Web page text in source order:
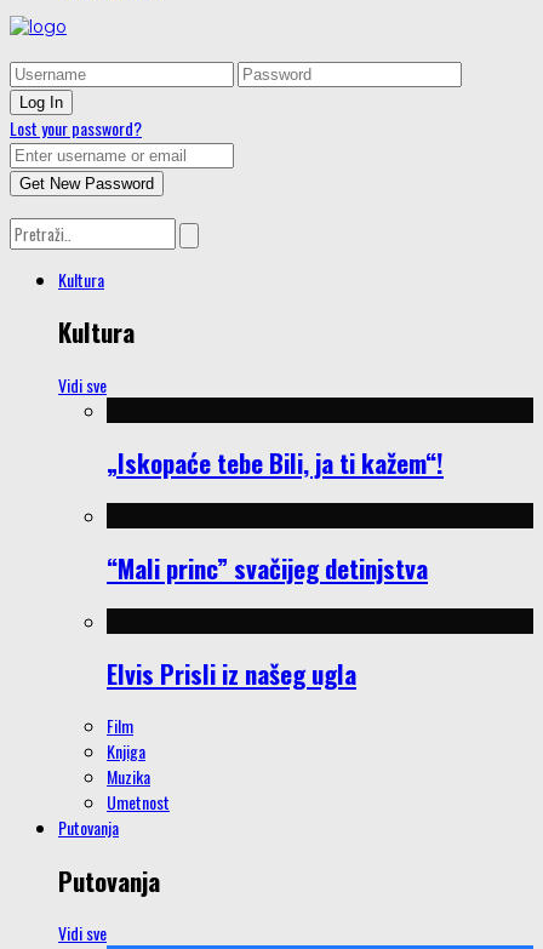
Lost your password?
Kultura
Kultura
Vidi sve
„Iskopaće tebe Bili, ja ti kažem“!
“Mali princ” svačijeg detinjstva
Elvis Prisli iz našeg ugla
Film
Knjiga
Muzika
Umetnost
Putovanja
Putovanja
Vidi sve